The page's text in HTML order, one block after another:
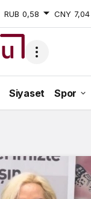
RUB 0,58 CNY 7,04
Siyaset Spor